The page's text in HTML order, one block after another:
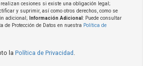
realizan cesiones si existe una obligación legal;
y suprimir, así como otros derechos, como se
adicional;
Información Adicional : Puede consultar
de Protección de Datos en nuestra Política de
la Política de Privacidad